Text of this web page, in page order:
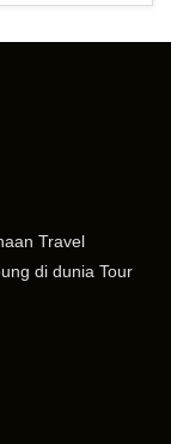
Travel
di dunia Tour